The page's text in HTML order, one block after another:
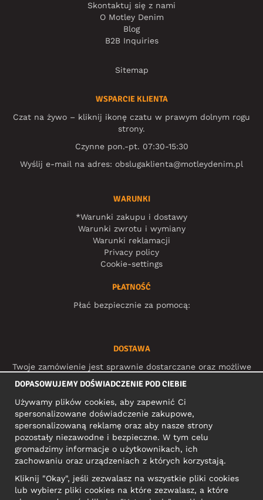
Skontaktuj się z nami
O Motley Denim
Blog
B2B Inquiries
Sitemap
WSPARCIE KLIENTA
Czat na żywo – kliknij ikonę czatu w prawym dolnym rogu
strony.
Czynne pon.-pt. 07:30-15:30
Wyślij e-mail na adres: obslugaklienta@motleydenim.pl
WARUNKI
*Warunki zakupu i dostawy
Warunki zwrotu i wymiany
Warunki reklamacji
Privacy policy
Cookie-settings
PŁATNOŚĆ
Płać bezpiecznie za pomocą:
DOSTAWA
Twoje zamówienie jest sprawnie dostarczane oraz możliwe
do śledzenia dzięki:
MEDIA SPOŁECZNOŚCIOWE
ADRES KONTAKTOWY
Motley Denim Europe OÜ
Narva mnt 5, EE-10117 Tallinn
DOPASOWUJEMY DOŚWIADCZENIE POD CIEBIE
Używamy plików cookies, aby zapewnić Ci
spersonalizowane doświadczenie zakupowe,
spersonalizowaną reklamę oraz aby nasze strony
pozostały niezawodne i bezpieczne. W tym celu
gromadzimy informacje o użytkownikach, ich
zachowaniu oraz urządzeniach z których korzystają.
Kliknij "Okay", jeśli zezwalasz na wszystkie pliki cookies
lub wybierz pliki cookies na które zezwalasz, a które